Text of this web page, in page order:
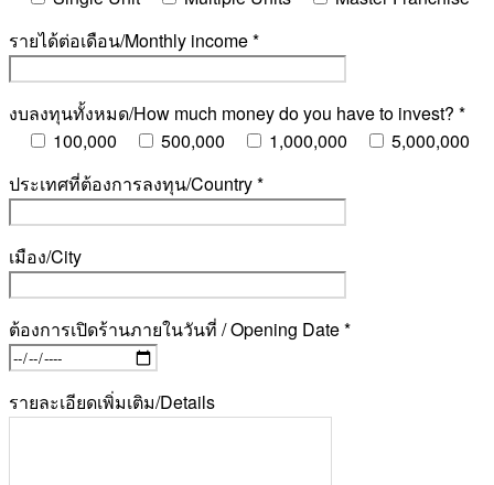
รายได้ต่อเดือน/Monthly income *
งบลงทุนทั้งหมด/How much money do you have to invest? *
100,000
500,000 1,000,000
5,000,000
ประเทศที่ต้องการลงทุน/Country *
เมือง/City
ต้องการเปิดร้านภายในวันที่ / Opening Date *
รายละเอียดเพิ่มเติม/Details